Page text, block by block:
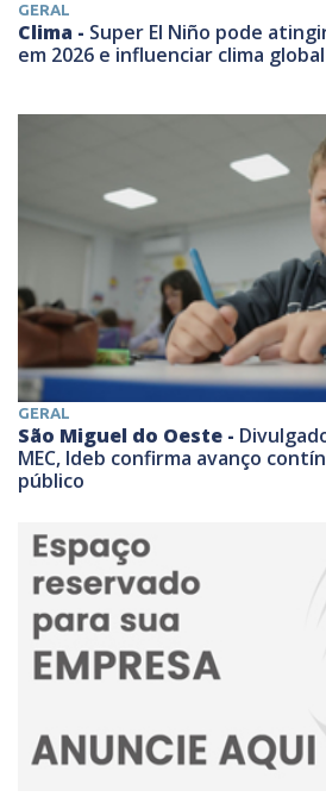
GERAL
Clima - Super El Niño pode
em 2026 e influenciar clima global
GERAL
São Miguel do Oeste -
MEC, Ideb confirma avanço
público